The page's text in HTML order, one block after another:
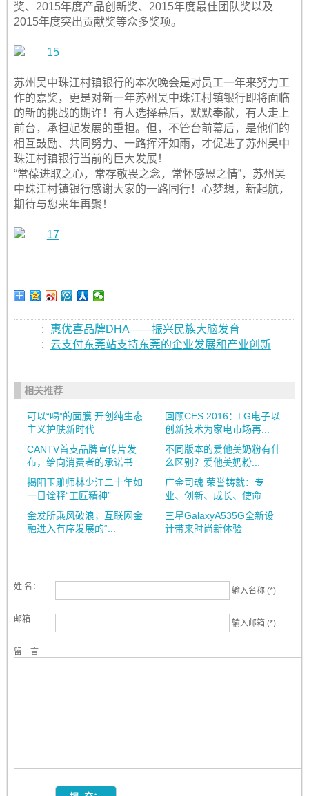
奖、2015年度产品创新奖、2015年度最佳团队奖以及
2015年度突出贡献奖等众多奖项。
苏州吴中珠江村镇银行的本次晚会是对员工一年来努力工
作的嘉奖，更是对新一年苏州吴中珠江村镇银行即将面临
的新的挑战的期许！有人选择幕后，默默奉献，有人走上
前台，承担起发展的重担。但，不管台前幕后，是他们的
相互鼓励、共同努力、一路挥汗如雨，才促进了苏州吴中
珠江村镇银行当前的巨大发展！
“常葆进取之心，常存敬畏之念，常怀感恩之情”，苏州吴
中珠江村镇银行感谢大家的一路同行！心梦想，新起航，
期待与您来年再聚！
:
惠优喜品牌DHA——振兴民族大脑发育
: 云支付东莞站支持东莞的企业发展和产业创新
相关推荐
可以“喝”的面膜 开创纯生态
主义护肤新时代
回顾CES 2016：LG电子以
创新技术为家电市场再...
CANTV首支品牌宣传片发
布，给向消费者的承诺书
不同版本的爱他美奶粉有什
么区别？爱他美奶粉...
揭阳玉雕师林少江二十年如
一日诠释“工匠精神”
广金司魂 荣誉铸就：专
业、创新、成长、使命
金发所乘风破浪，互联网金
融进入有序发展的“...
三星GalaxyA535G全新设
计带来时尚新体验
姓 名： 输入名称 (*)
邮箱 输入邮箱 (*)
留 言: